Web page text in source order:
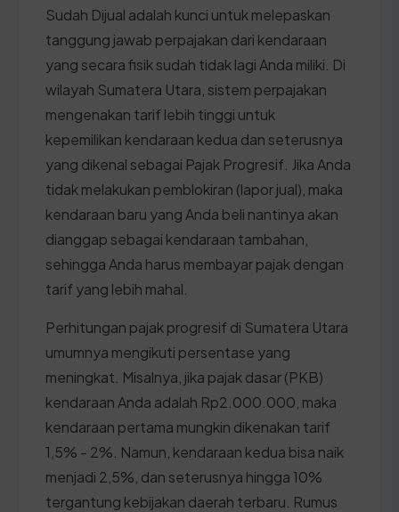
Sudah Dijual adalah kunci untuk melepaskan
tanggung jawab perpajakan dari kendaraan
yang secara fisik sudah tidak lagi Anda miliki. Di
wilayah Sumatera Utara, sistem perpajakan
mengenakan tarif lebih tinggi untuk
kepemilikan kendaraan kedua dan seterusnya
yang dikenal sebagai Pajak Progresif. Jika Anda
tidak melakukan pemblokiran (lapor jual), maka
kendaraan baru yang Anda beli nantinya akan
dianggap sebagai kendaraan tambahan,
sehingga Anda harus membayar pajak dengan
tarif yang lebih mahal.
Perhitungan pajak progresif di Sumatera Utara
umumnya mengikuti persentase yang
meningkat. Misalnya, jika pajak dasar (PKB)
kendaraan Anda adalah Rp2.000.000, maka
kendaraan pertama mungkin dikenakan tarif
1,5% - 2%. Namun, kendaraan kedua bisa naik
menjadi 2,5%, dan seterusnya hingga 10%
tergantung kebijakan daerah terbaru. Rumus